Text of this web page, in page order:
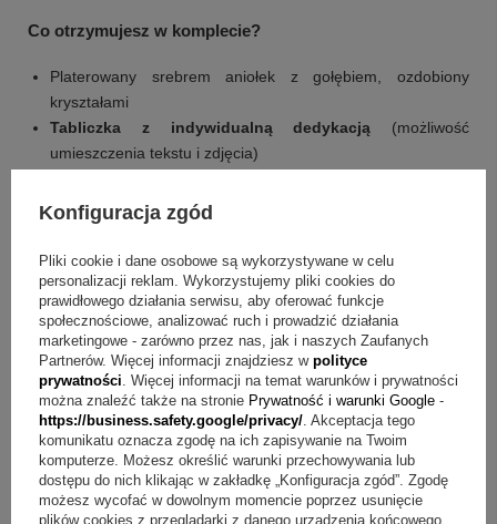
Co otrzymujesz w komplecie?
Platerowany srebrem aniołek z gołębiem, ozdobiony
kryształami
Tabliczka z indywidualną dedykacją (możliwość
umieszczenia tekstu i zdjęcia)
Q&A o posrebrzanym aniołku z kryształami
Pytanie:Jak spersonalizować tabliczkę z dedykacją?
Odpowiedź:Na tabliczce możesz umieścić wybrany tekst,
a nawet zdjęcie.
Pytanie:Jak jest zapakowany zestaw?Odpowiedź:Całość
znajduje się w eleganckim etui prezentowym.
Pytanie:Na jakie okazje pasuje ten aniołek?Odpowiedź:
Sprawdzi się jako podarunek z okazji chrztu, narodzin
Konfiguracja zgód
Pliki cookie i dane osobowe są wykorzystywane w celu
personalizacji reklam. Wykorzystujemy pliki cookies do
prawidłowego działania serwisu, aby oferować funkcje
społecznościowe, analizować ruch i prowadzić działania
marketingowe - zarówno przez nas, jak i naszych Zaufanych
Partnerów. Więcej informacji znajdziesz w polityce
prywatności. Więcej informacji na temat warunków i prywatności
można znaleźć także na stronie Prywatność i warunki Google -
https://business.safety.google/privacy/. Akceptacja tego
komunikatu oznacza zgodę na ich zapisywanie na Twoim
komputerze. Możesz określić warunki przechowywania lub
dostępu do nich klikając w zakładkę „Konfiguracja zgód”. Zgodę
możesz wycofać w dowolnym momencie poprzez usunięcie
plików cookies z przeglądarki z danego urządzenia końcowego.